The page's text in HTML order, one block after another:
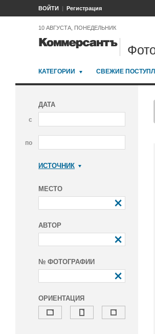
ВОЙТИ Регистрация
10 АВГУСТА, ПОНЕДЕЛЬНИК
КАТЕГОРИИ СВЕЖИЕ
ДАТА
с
по
ИСТОЧНИК
МЕСТО
АВТОР
№ ФОТОГРАФИИ
ОРИЕНТАЦИЯ